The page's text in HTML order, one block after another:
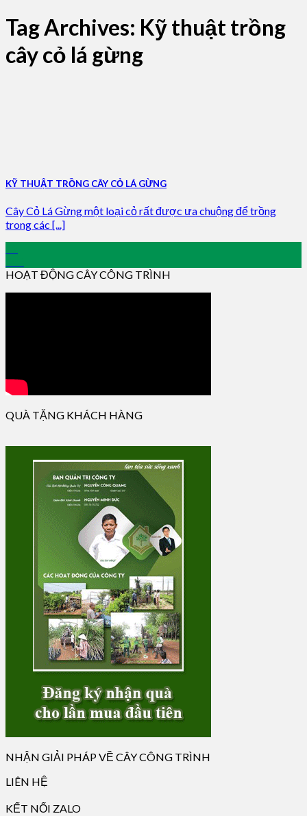
Tag Archives: Kỹ thuật trồng
cây cỏ lá gừng
KỸ THUẬT TRỒNG CÂY CỎ LÁ GỪNG
Cây Cỏ Lá Gừng một loại cỏ rất được ưa chuộng để trồng
trong các [...]
HOẠT ĐỘNG CÂY CÔNG TRÌNH
QUÀ TẶNG KHÁCH HÀNG
NHẬN GIẢI PHÁP VỀ CÂY CÔNG TRÌNH
LIÊN HỆ
KẾT NỐI ZALO